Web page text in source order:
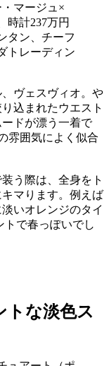
マージュ×
時計237万円
タン、チーフ
トレーディン
ヴェスヴィオ。や
込まれたウエスト
ドが漂う一着で
雰囲気によく似合
う際は、全身をト
マります。例えば
いオレンジのタイ
トで春っぽいでし
トな淡色ス